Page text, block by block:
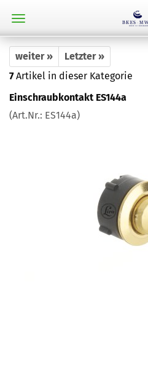
weiter »
Letzter »
7Artikel in dieser Kategorie
Einschraubkontakt ES144a
(Art.Nr.: ES144a)